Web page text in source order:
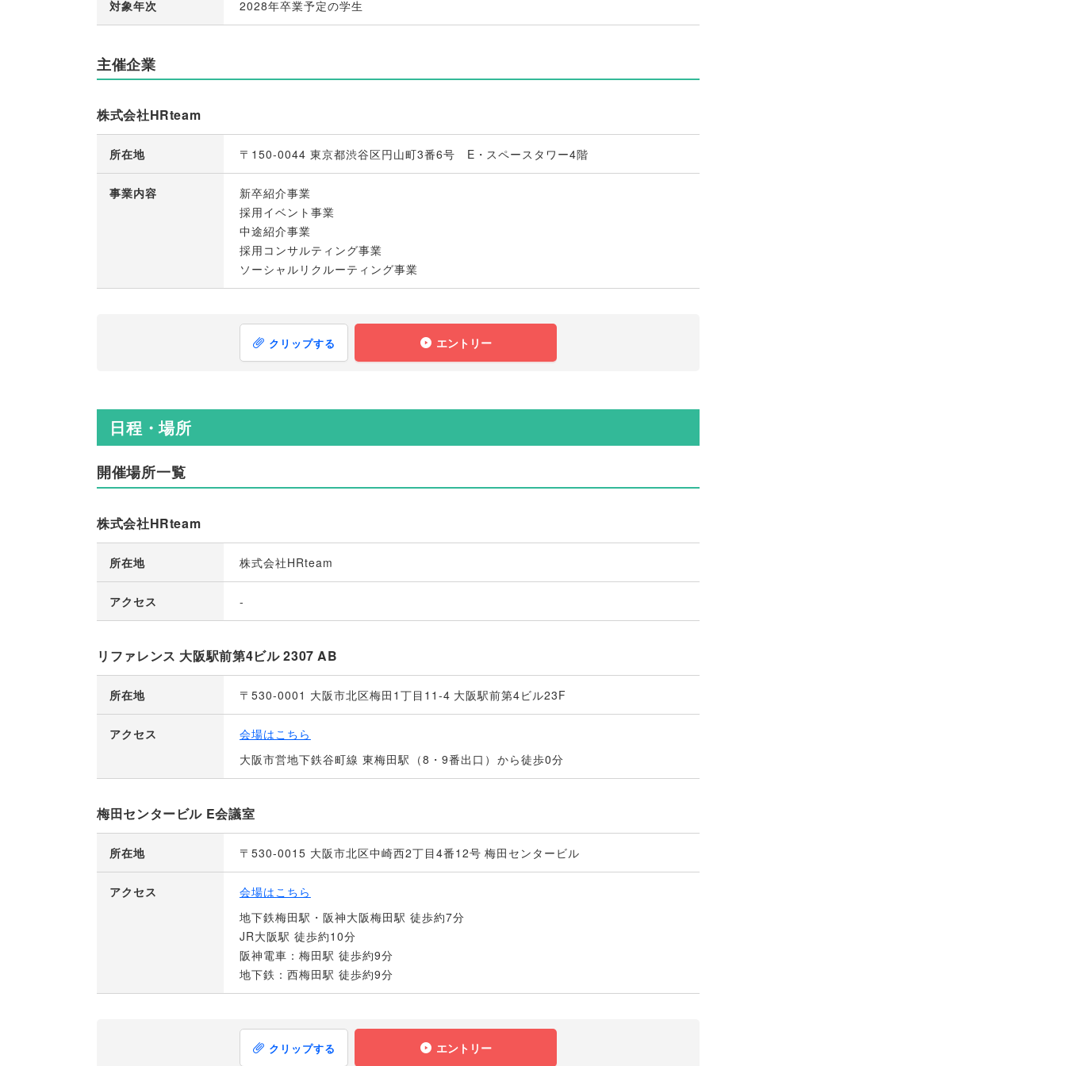
対象年次 2028年卒業予定の学生
主催企業
株式会社HRteam
所在地 〒150-0044 東京都渋谷区円山町3番6号 E・スペースタワー4階
事業内容
新卒紹介事業
採用イベント事業
中途紹介事業
採用コンサルティング事業
ソーシャルリクルーティング事業
クリップする エントリー
日程・場所
開催場所一覧
株式会社HRteam
所在地 株式会社HRteam
アクセス -
リファレンス 大阪駅前第4ビル 2307 AB
所在地 〒530-0001 大阪市北区梅田1丁目11-4 大阪駅前第4ビル23F
アクセス
会場はこちら
大阪市営地下鉄谷町線 東梅田駅 （8・9番出口 ） から徒歩0分
梅田センタービル E会議室
所在地 〒530-0015 大阪市北区中崎西2丁目4番12号 梅田センタービル
アクセス
会場はこちら
地下鉄梅田駅・阪神大阪梅田駅 徒歩約7分
JR大阪駅 徒歩約10分
阪神電車：梅田駅 徒歩約9分
地下鉄：西梅田駅 徒歩約9分
クリップする エントリー